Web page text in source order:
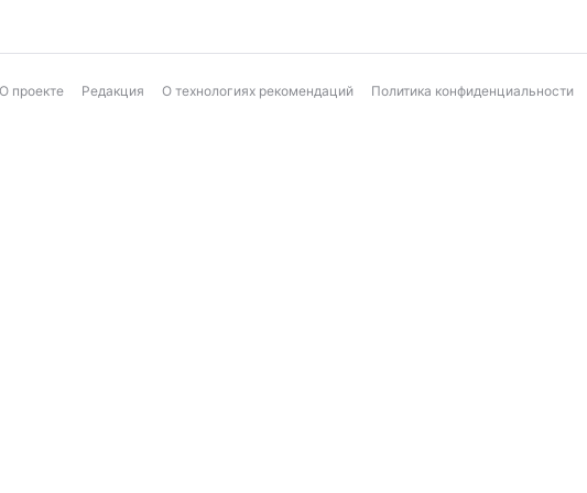
О проекте Редакция О технологиях рекомендаций Политика конфиденциальности